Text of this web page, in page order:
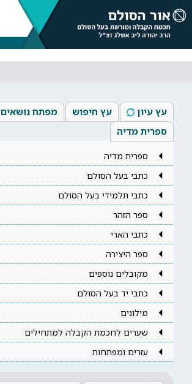
עץ עיון עץ חיפוש
מפתח נושאים
ספרית מדיה
ספרית מדיה
כתבי בעל הסולם
כתבי תלמידי בעל הסולם
ספר הזהר
כתבי הארי
ספר היצירה
מקובלים נוספים
כתבי יד בעל הסולם
מילונים
שערים לחכמת הקבלה למתחילים
עזרים ומפתחות